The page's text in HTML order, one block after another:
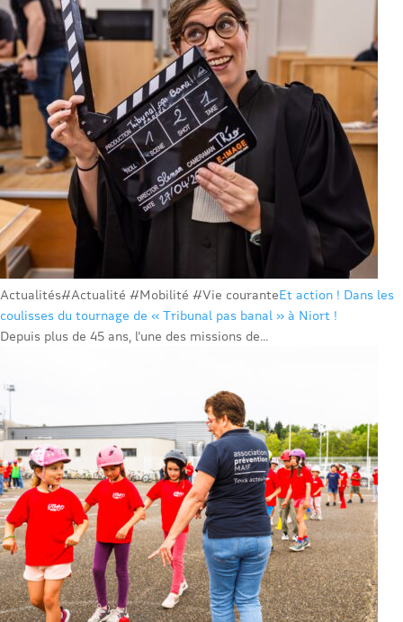
Actualités#Actualité #Mobilité #Vie couranteEt action ! Dans les
coulisses du tournage de « Tribunal pas banal » à Niort !
Depuis plus de 45 ans, l’une des missions de...